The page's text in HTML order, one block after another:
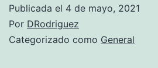
Publicada el 4 de mayo, 2021
Por DRodriguez
Categorizado como General